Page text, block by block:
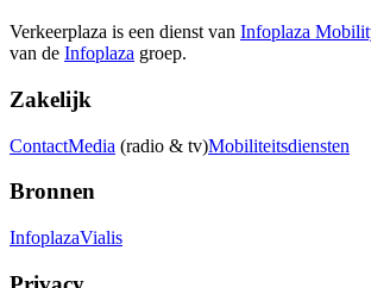
Verkeerplaza is een dienst van Infoplaza
van de Infoplaza groep.
Zakelijk
ContactMedia (radio & tv)Mobiliteitsdiensten
Bronnen
InfoplazaVialis